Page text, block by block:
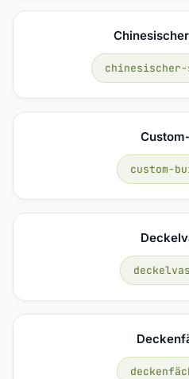
chinesischer-
custom-